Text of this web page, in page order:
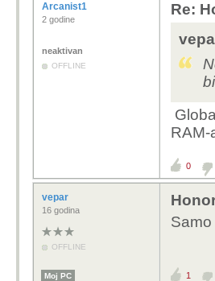
Arcanist1
2 godine
neaktivan
OFFLINE
Re:
RAM-
0
vepar
16 godina
OFFLINE
Moj PC 1